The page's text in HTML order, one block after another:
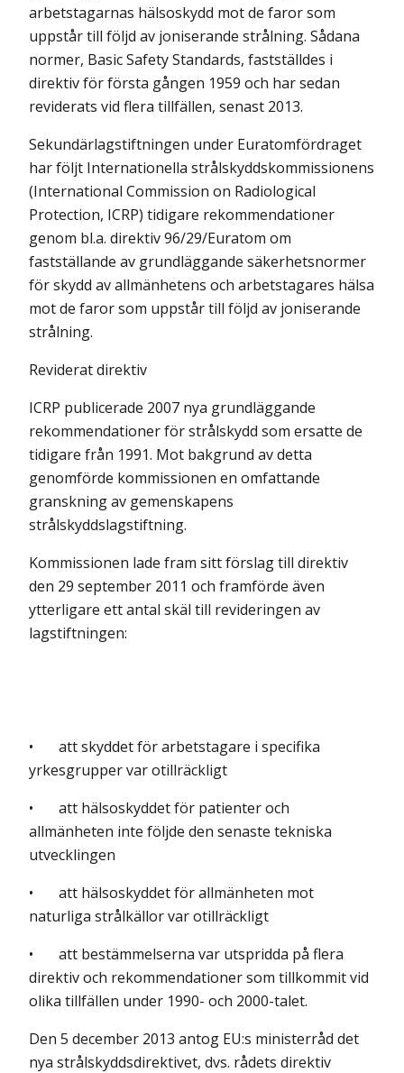
arbetstagarnas hälsoskydd mot de faror som
uppstår till följd av joniserande strålning. Sådana
normer, Basic Safety Standards, fastställdes i
direktiv för första gången 1959 och har sedan
reviderats vid flera tillfällen, senast 2013.
Sekundärlagstiftningen under Euratomfördraget
har följt Internationella strålskyddskommissionens
(International Commission on Radiological
Protection, ICRP) tidigare rekommendationer
genom bl.a. direktiv 96/29/Euratom om
fastställande av grundläggande säkerhetsnormer
för skydd av allmänhetens och arbetstagares hälsa
mot de faror som uppstår till följd av joniserande
strålning.
Reviderat direktiv
ICRP publicerade 2007 nya grundläggande
rekommendationer för strålskydd som ersatte de
tidigare från 1991. Mot bakgrund av detta
genomförde kommissionen en omfattande
granskning av gemenskapens
strålskyddslagstiftning.
Kommissionen lade fram sitt förslag till direktiv
den 29 september 2011 och framförde även
ytterligare ett antal skäl till revideringen av
lagstiftningen:
• att skyddet för arbetstagare i specifika
yrkesgrupper var otillräckligt
• att hälsoskyddet för patienter och
allmänheten inte följde den senaste tekniska
utvecklingen
• att hälsoskyddet för allmänheten mot
naturliga strålkällor var otillräckligt
• att bestämmelserna var utspridda på flera
direktiv och rekommendationer som tillkommit vid
olika tillfällen under 1990- och 2000-talet.
Den 5 december 2013 antog EU:s ministerråd det
nya strålskyddsdirektivet, dvs. rådets direktiv